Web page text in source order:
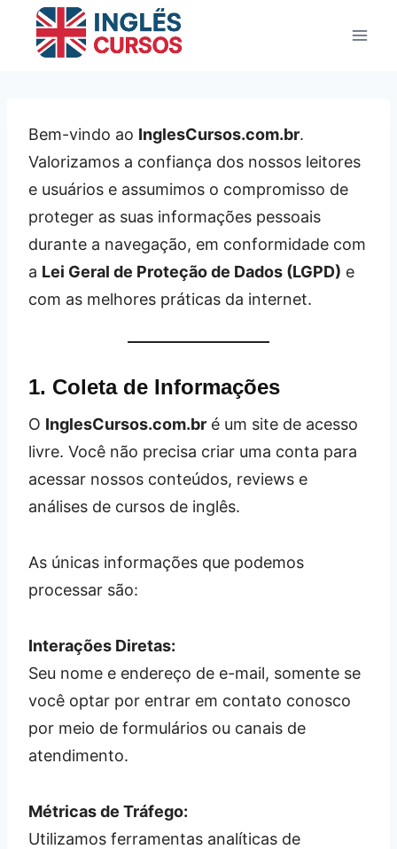
Bem-vindo ao InglesCursos.com.br.
Valorizamos a confiança dos nossos leitores
e usuários e assumimos o compromisso de
proteger as suas informações pessoais
durante a navegação, em conformidade com
a Lei Geral de Proteção de Dados (LGPD) e
com as melhores práticas da internet.
1. Coleta de Informações
O InglesCursos.com.br é um site de acesso
livre. Você não precisa criar uma conta para
acessar nossos conteúdos, reviews e
análises de cursos de inglês.
As únicas informações que podemos
processar são:
Interações Diretas:
Seu nome e endereço de e-mail, somente se
você optar por entrar em contato conosco
por meio de formulários ou canais de
atendimento.
Métricas de Tráfego:
Utilizamos ferramentas analíticas de